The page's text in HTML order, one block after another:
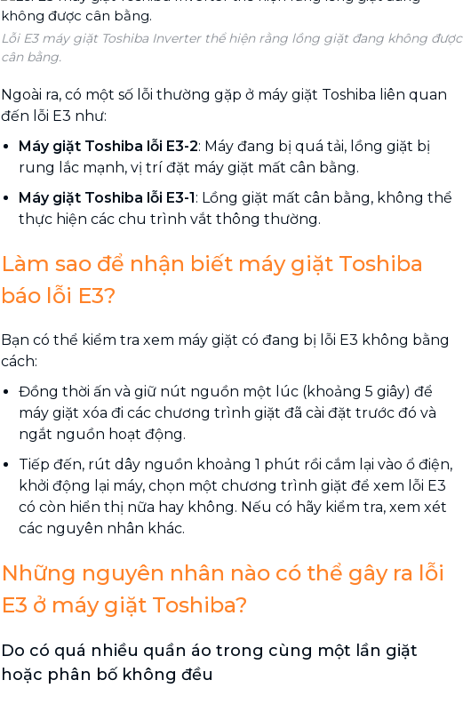
Lỗi E3 máy giặt Toshiba Inverter thể hiện rằng lồng giặt đang không được
cân bằng.
Ngoài ra, có một số lỗi thường gặp ở máy giặt Toshiba liên quan
đến lỗi E3 như:
Máy giặt Toshiba lỗi E3-2: Máy đang bị quá tải, lồng giặt bị
rung lắc mạnh, vị trí đặt máy giặt mất cân bằng.
Máy giặt Toshiba lỗi E3-1: Lồng giặt mất cân bằng, không thể
thực hiện các chu trình vắt thông thường.
Làm sao để nhận biết máy giặt Toshiba
báo lỗi E3?
Bạn có thể kiểm tra xem máy giặt có đang bị lỗi E3 không bằng
cách:
Đồng thời ấn và giữ nút nguồn một lúc (khoảng 5 giây) để
máy giặt xóa đi các chương trình giặt đã cài đặt trước đó và
ngắt nguồn hoạt động.
Tiếp đến, rút dây nguồn khoảng 1 phút rồi cắm lại vào ổ điện,
khởi động lại máy, chọn một chương trình giặt để xem lỗi E3
có còn hiển thị nữa hay không. Nếu có hãy kiểm tra, xem xét
các nguyên nhân khác.
Những nguyên nhân nào có thể gây ra lỗi
E3 ở máy giặt Toshiba?
Do có quá nhiều quần áo trong cùng một lần giặt
hoặc phân bố không đều